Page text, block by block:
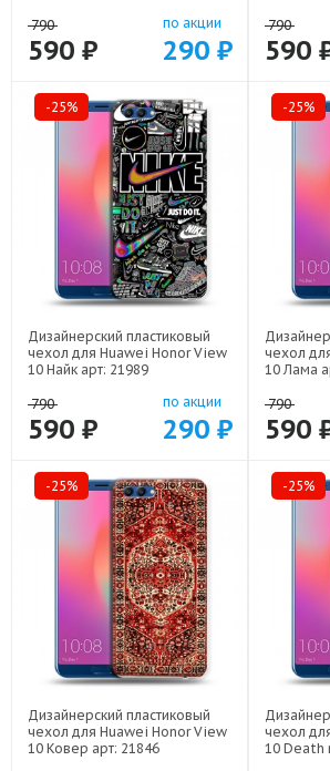
790
590 ₽
по акции
290 ₽
790
590
-25%
Дизайнерский пластиковый
чехол для Huawei Honor View
10 Найк арт: 21989
790
590 ₽
по акции
290 ₽
-25%
чехол
10 Лама
790
590
-25%
Дизайнерский пластиковый
чехол для Huawei Honor View
10 Ковер арт: 21846
-25%
чехол
10 Death